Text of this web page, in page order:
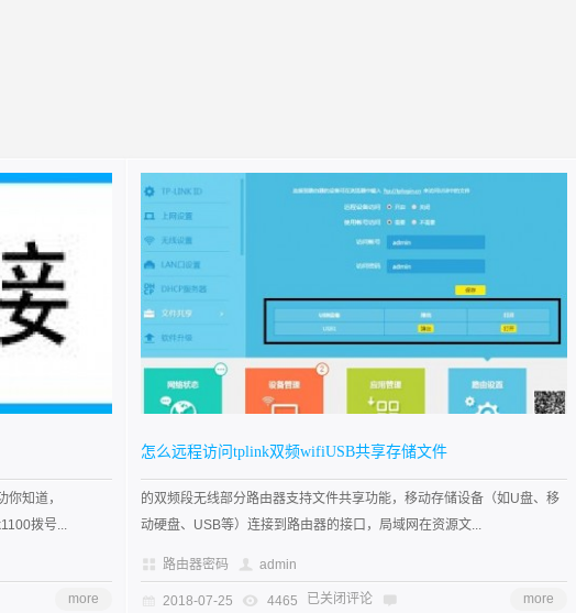
知道，
拨号...
more
怎么远程访问tplink双频wifiUSB共享存储文件
的双频段无线部分路由器支持文件共享功能，移动存储设备（如U盘、移
动硬盘、USB等）连接到路由器的接口，局域网在资源文...
路由器密码 admin
2018-07-25 4465 已关闭评论 more